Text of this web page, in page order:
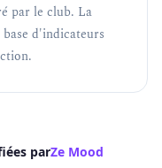
par le club. La
d'indicateurs
parZe Mood